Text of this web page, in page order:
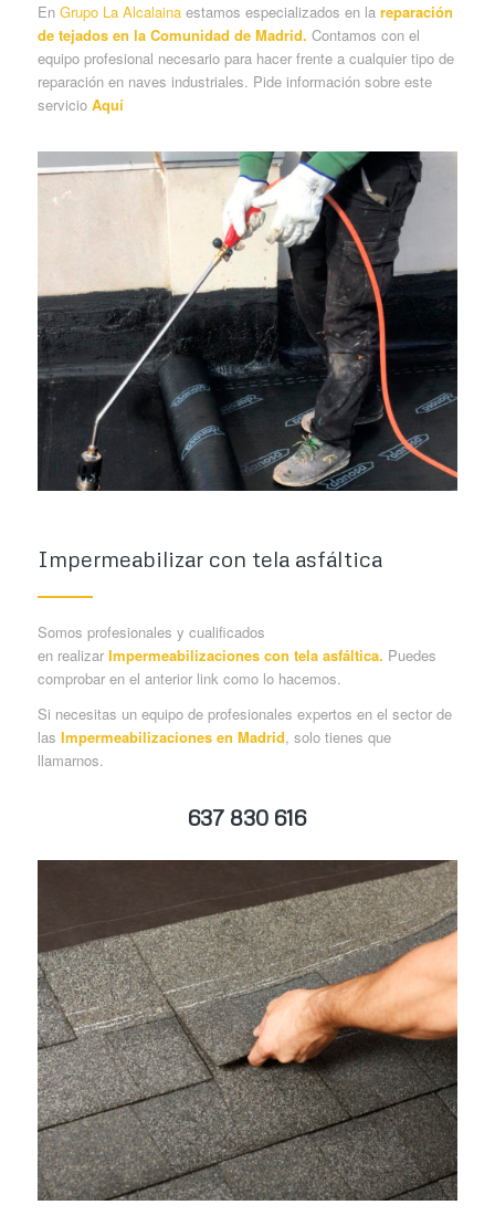
En Grupo La Alcalainaestamos especializados en la reparación
de tejados en la Comunidad de Madrid. Contamos con el
equipo profesional necesario para hacer frente a cualquier tipo de
reparación en naves industriales. Pide información sobre este
servicio Aquí
Impermeabilizar con tela asfáltica
Somos profesionales y cualificados
en realizar Impermeabilizaciones con tela asfáltica. Puedes
comprobar en el anterior link como lo hacemos.
Si necesitas un equipo de profesionales expertos en el sector de
las Impermeabilizaciones en Madrid, solo tienes que
llamarnos.
637 830 616